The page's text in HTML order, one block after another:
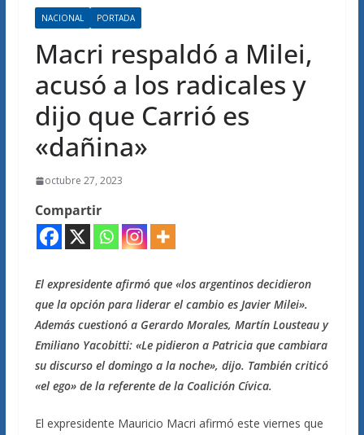
NACIONAL PORTADA
Macri respaldó a Milei,
acusó a los radicales y
dijo que Carrió es
«dañina»
octubre 27, 2023
Compartir
El expresidente afirmó que «los argentinos decidieron
que la opción para liderar el cambio es Javier Milei».
Además cuestionó a Gerardo Morales, Martín Lousteau y
Emiliano Yacobitti: «Le pidieron a Patricia que cambiara
su discurso el domingo a la noche», dijo. También criticó
«el ego» de la referente de la Coalición Cívica.
El expresidente Mauricio Macri afirmó este viernes que